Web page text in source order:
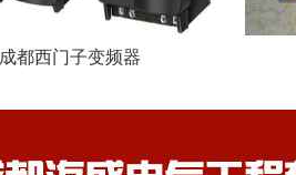
成都西门子变频器